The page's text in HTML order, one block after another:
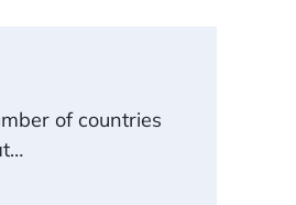
of countries